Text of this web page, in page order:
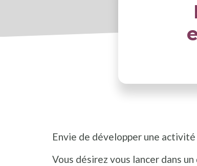
Envie de développer une
Vous désirez vous lancer dans